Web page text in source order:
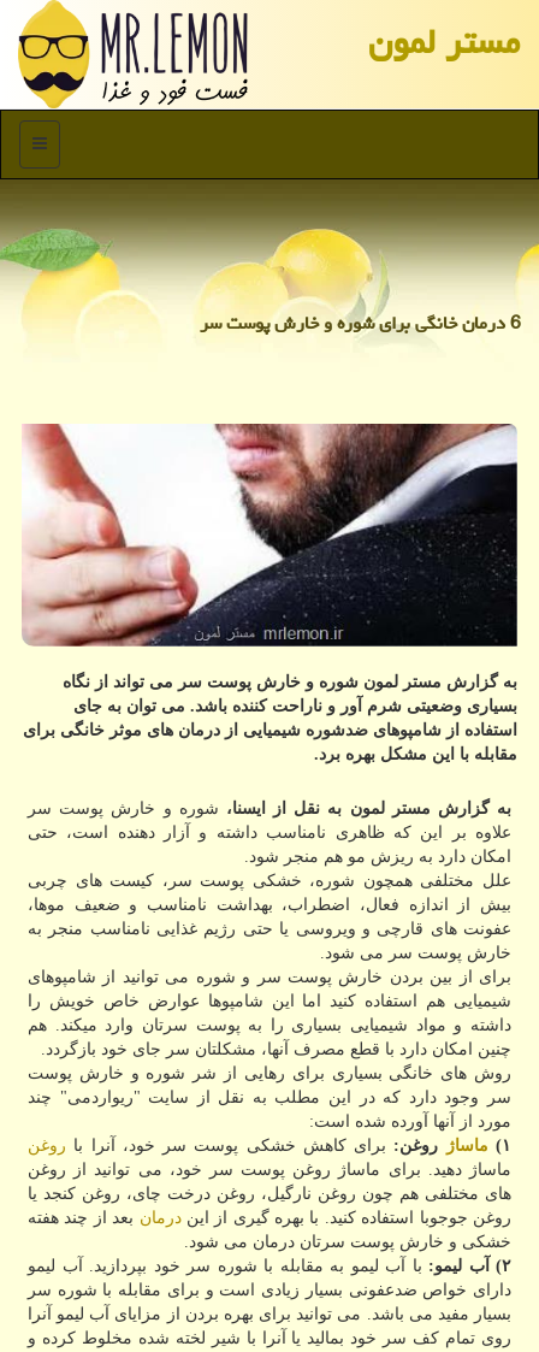
مستر لمون
منو
6 درمان خانگی برای شوره و خارش پوست سر
به گزارش مستر لمون شوره و خارش پوست سر می تواند از نگاه
بسیاری وضعیتی شرم آور و ناراحت كننده باشد. می توان به جای
استفاده از شامپوهای ضدشوره شیمیایی از درمان های موثر خانگی برای
مقابله با این مشكل بهره برد.
به گزارش مستر لمون به نقل از ایسنا، شوره و خارش پوست سر
علاوه بر این كه ظاهری نامناسب داشته و آزار دهنده است، حتی
امكان دارد به ریزش مو هم منجر شود.
علل مختلفی همچون شوره، خشكی پوست سر، كیست های چربی
بیش از اندازه فعال، اضطراب، بهداشت نامناسب و ضعیف موها،
عفونت های قارچی و ویروسی یا حتی رژیم غذایی نامناسب منجر به
خارش پوست سر می شود.
برای از بین بردن خارش پوست سر و شوره می توانید از شامپوهای
شیمیایی هم استفاده كنید اما این شامپوها عوارض خاص خویش را
داشته و مواد شیمیایی بسیاری را به پوست سرتان وارد میكند. هم
چنین امكان دارد با قطع مصرف آنها، مشكلتان سر جای خود بازگردد.
روش های خانگی بسیاری برای رهایی از شر شوره و خارش پوست
سر وجود دارد كه در این مطلب به نقل از سایت "ریواردمی" چند
مورد از آنها آورده شده است:
۱)
ماساژ روغن: برای كاهش خشكی پوست سر خود، آنرا با روغن
ماساژ دهید. برای ماساژ روغن پوست سر خود، می توانید از روغن
های مختلفی هم چون روغن نارگیل، روغن درخت چای، روغن كنجد یا
روغن جوجوبا استفاده كنید. با بهره گیری از ایندرمان بعد از چند هفته
خشكی و خارش پوست سرتان درمان می شود.
۲) آب لیمو:
با آب لیمو به مقابله با شوره سر خود بپردازید. آب لیمو
دارای خواص ضدعفونی بسیار زیادی است و برای مقابله با شوره سر
بسیار مفید می باشد. می توانید برای بهره بردن از مزایای آب لیمو آنرا
روی تمام كف سر خود بمالید یا آنرا با شیر لخته شده مخلوط كرده و